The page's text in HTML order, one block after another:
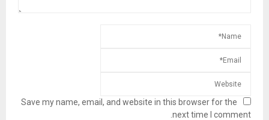
Save my name, email, and website in this browser for the
next time I comment.